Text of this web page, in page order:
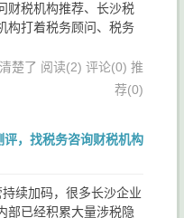
财税机构推荐、长沙税
构打着税务顾问、税务
楚了 阅读(2) 评论(0) 推
荐(0)
，找税务咨询财税机构
续加码，很多长沙企业
部已经积累大量涉税隐